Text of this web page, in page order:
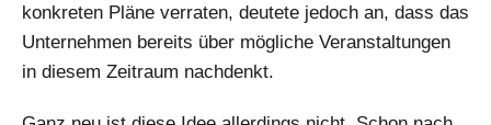
konkreten Pläne verraten, deutete jedoch an, dass das
Unternehmen bereits über mögliche Veranstaltungen
in diesem Zeitraum nachdenkt.